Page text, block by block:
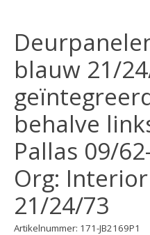
blauw 21/
behalve
Pallas 09/
Org:
21/24/73
Artikelnummer: 171-JB2169P1